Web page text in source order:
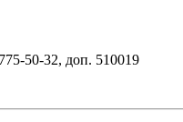
50-32, доп. 510019